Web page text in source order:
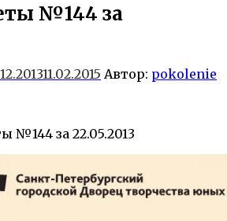
№144 за
11.02.2015 Автор: pokolenie
№144 за 22.05.2013